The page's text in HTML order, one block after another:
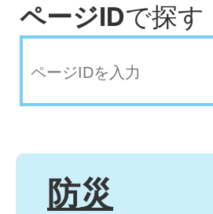
ページIDで探す
防災